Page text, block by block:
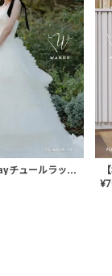
【3泊4日】2wayチュールラッフルドレス〈PD-WDOR-341RTL〉
¥